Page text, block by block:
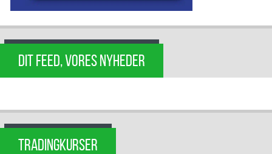
DIT FEED, VORES NYHEDER
TRADINGKURSER